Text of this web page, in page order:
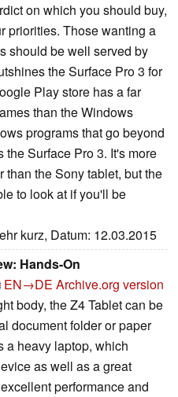
on which you should buy,
priorities. Those wanting a
should be well served by
the Surface Pro 3 for
Play store has a far
than the Windows
programs that go beyond
Surface Pro 3. It's more
the Sony tablet, but the
to look at if you'll be
kurz, Datum: 12.03.2015
Hands-On
EN→DE Archive.org version
body, the Z4 Tablet can be
document folder or paper
a heavy laptop, which
as well as a great
performance and